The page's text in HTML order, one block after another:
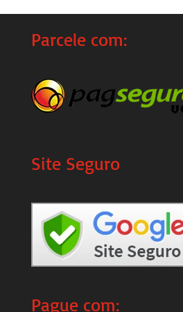
Parcele com:
Site Seguro
Pague com: